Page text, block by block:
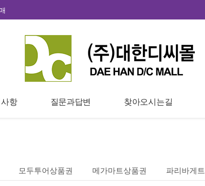
항 질문과답변 찾아오시는길
모두투어상품권 메가마트상품권 파리바게트